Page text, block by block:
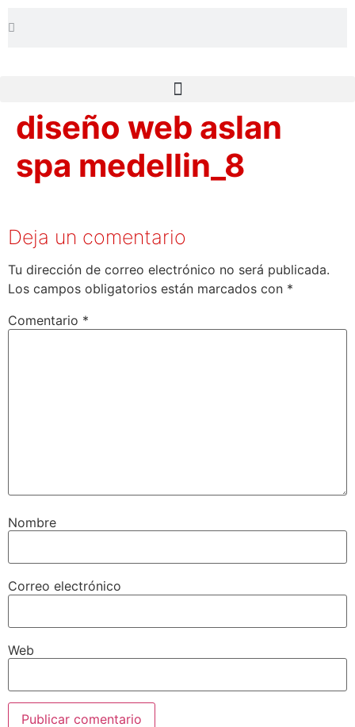
diseño web aslan
spa medellin_8
Deja un comentario
Tu dirección de correo electrónico no será publicada.
Los campos obligatorios están marcados con *
Comentario *
Nombre
Correo electrónico
Web